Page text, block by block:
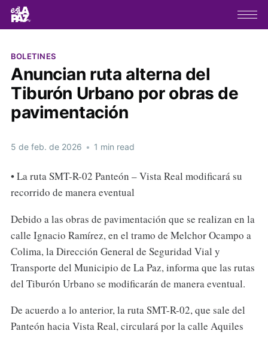
BOLETINES
Anuncian ruta alterna del
Tiburón Urbano por obras de
pavimentación
5 de feb. de 2026 • 1 min read
• La ruta SMT-R-02 Panteón – Vista Real modificará su
recorrido de manera eventual
Debido a las obras de pavimentación que se realizan en la
calle Ignacio Ramírez, en el tramo de Melchor Ocampo a
Colima, la Dirección General de Seguridad Vial y
Transporte del Municipio de La Paz, informa que las rutas
del Tiburón Urbano se modificarán de manera eventual.
De acuerdo a lo anterior, la ruta SMT-R-02, que sale del
Panteón hacia Vista Real, circulará por la calle Aquiles